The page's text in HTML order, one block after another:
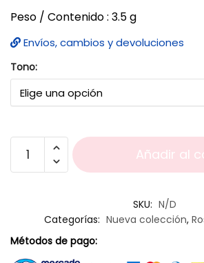
Peso / Contenido : 3.5 g
Envíos, cambios y devoluciones
Tono:
Añadir al
SKU: N/D
Categorías: Nueva colección,
Métodos de pago: